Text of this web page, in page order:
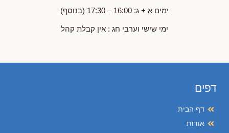
ימים א + ג: 16:00 – 17:30 (בנוסף)
ימי שישי וערבי חג : אין קבלת קהל
דפים
דף הבית
אודות